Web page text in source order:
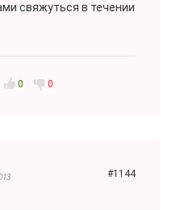
свяжуться в течении
0 0
#1144